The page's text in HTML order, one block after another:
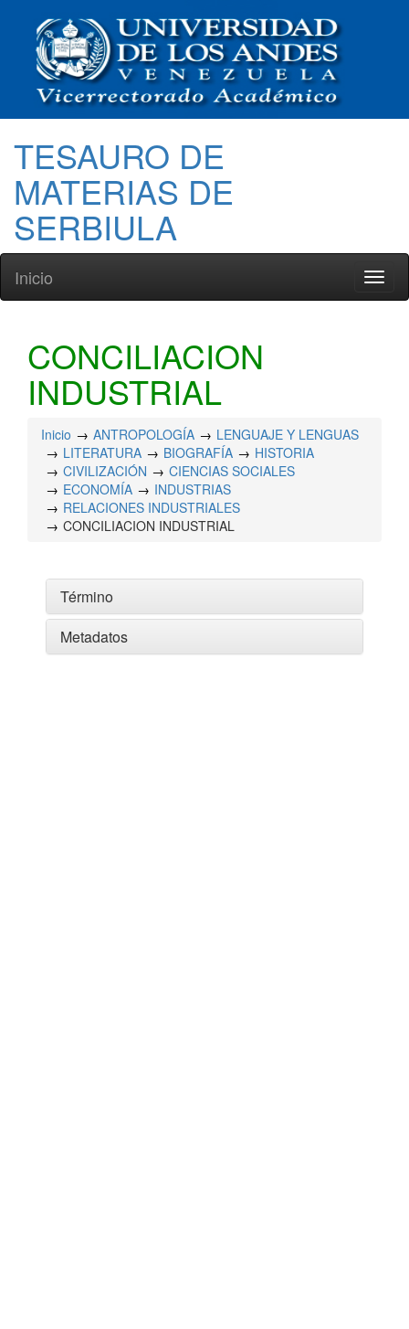
TESAURO DE
MATERIAS DE
SERBIULA
Inicio
CONCILIACION
INDUSTRIAL
Inicio ANTROPOLOGÍA
LENGUAJE Y LENGUAS
LITERATURA
BIOGRAFÍA
HISTORIA
CIVILIZACIÓN
CIENCIAS SOCIALES
ECONOMÍA
INDUSTRIAS
RELACIONES INDUSTRIALES
CONCILIACION INDUSTRIAL
Término
Metadatos